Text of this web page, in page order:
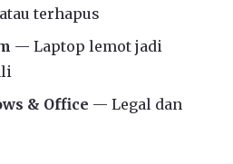
terhapus
— Laptop lemot jadi
& Office — Legal dan